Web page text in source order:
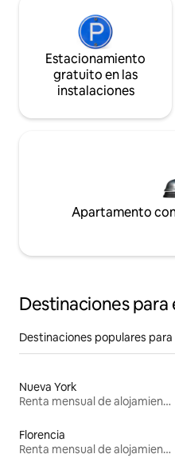
Estacionamiento
gratuito en las
instalaciones
Apartamento
Destinaciones para
Destinaciones populares
Nueva York
Renta mensual de alojamientos
Florencia
Renta mensual de alojamientos